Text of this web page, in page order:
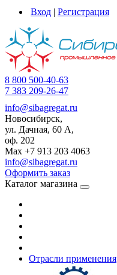
Вход | Регистрация
8 800 500-40-63
7 383 209-26-47
info@sibagregat.ru
Новосибирск,
ул. Дачная, 60 А,
оф. 202
Max +7 913 203 4063
info@sibagregat.ru
Оформить заказ
Каталог магазина
Отрасли применения